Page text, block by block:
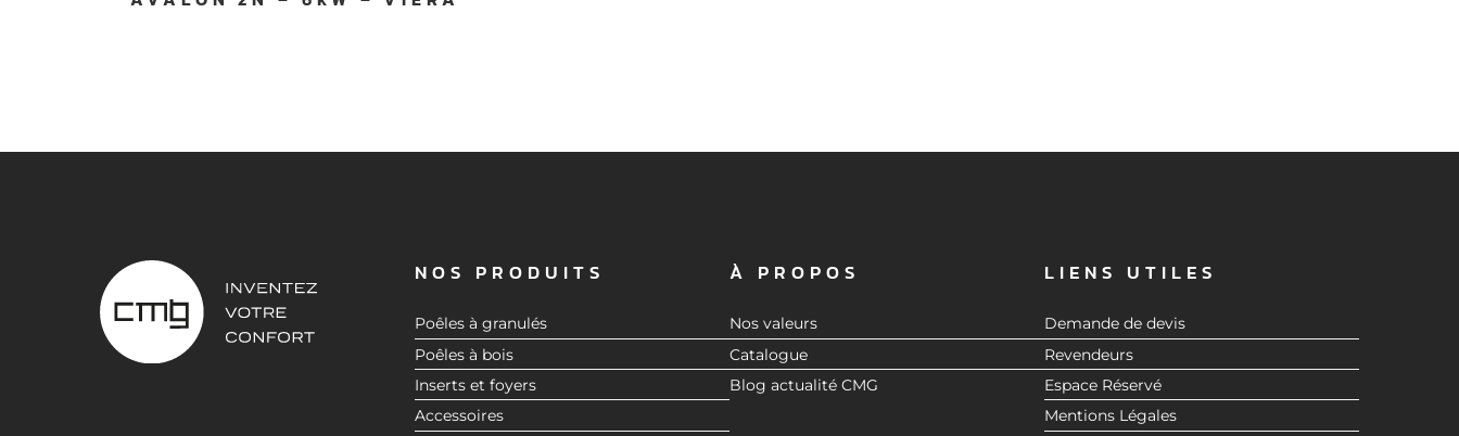
NOS PRODUITS
Poêles à granulés
Poêles à bois
Inserts et foyers
Accessoires
À PROPOS
Nos valeurs
Catalogue
Blog actualité CMG
LIENS UTILES
Demande de devis
Revendeurs
Espace Réservé
Mentions Légales